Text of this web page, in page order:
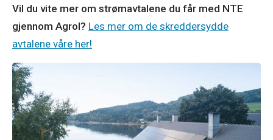
Vil du vite mer om strømavtalene du får med NTE
gjennom Agrol? Les mer om de skreddersydde
avtalene våre her!